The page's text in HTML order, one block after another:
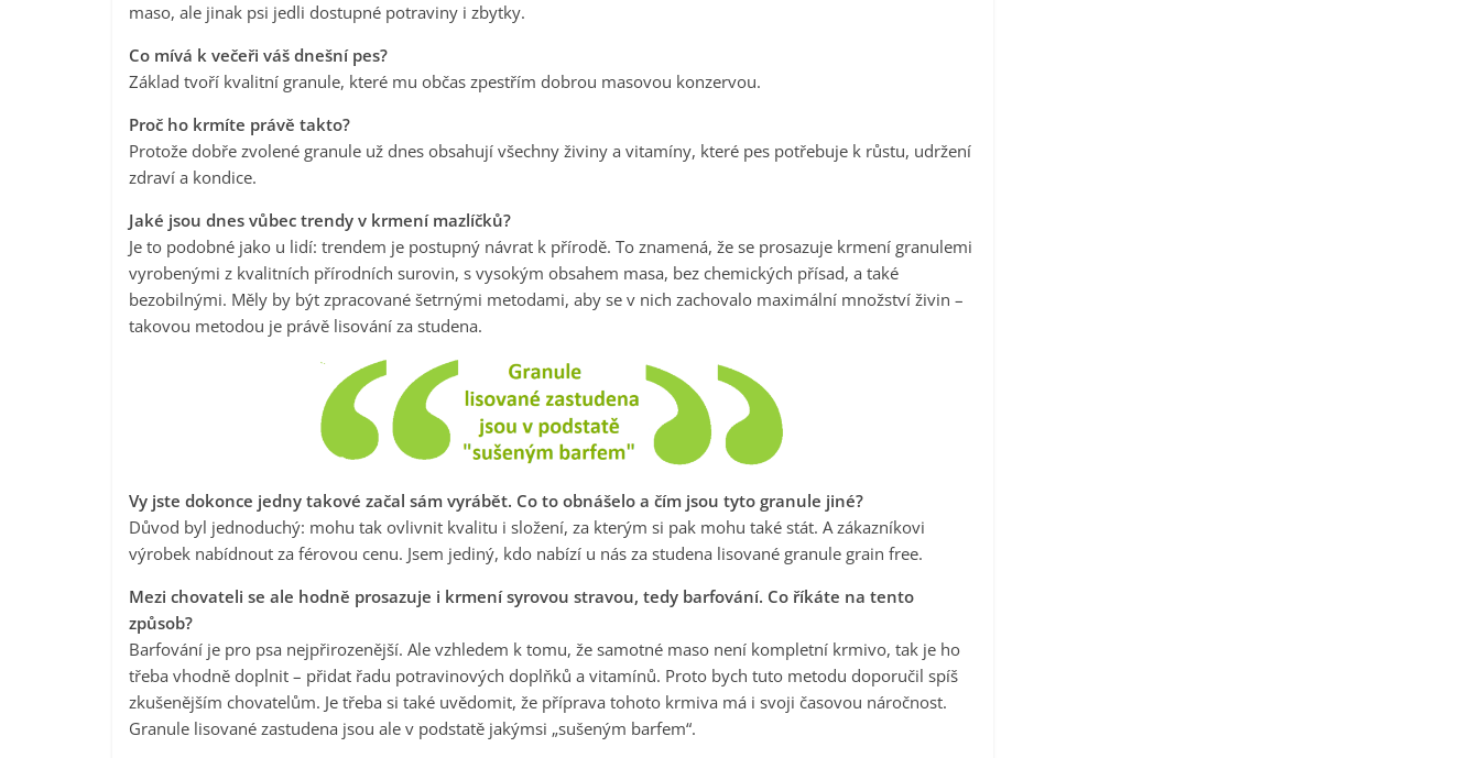
maso, ale jinak psi jedli dostupné potraviny i zbytky.
Co mívá k večeři váš dnešní pes?
Základ tvoří kvalitní granule, které mu občas zpestřím dobrou masovou konzervou.
Proč ho krmíte právě takto?
Protože dobře zvolené granule už dnes obsahují všechny živiny a vitamíny, které pes potřebuje k růstu, udržení
zdraví a kondice.
Jaké jsou dnes vůbec trendy v krmení mazlíčků?
Je to podobné jako u lidí: trendem je postupný návrat k přírodě. To znamená, že se prosazuje krmení granulemi
vyrobenými z kvalitních přírodních surovin, s vysokým obsahem masa, bez chemických přísad, a také
bezobilnými. Měly by být zpracované šetrnými metodami, aby se v nich zachovalo maximální množství živin –
takovou metodou je právě lisování za studena.
Vy jste dokonce jedny takové začal sám vyrábět. Co to obnášelo a čím jsou tyto granule jiné?
Důvod byl jednoduchý: mohu tak ovlivnit kvalitu i složení, za kterým si pak mohu také stát. A zákazníkovi
výrobek nabídnout za férovou cenu. Jsem jediný, kdo nabízí u nás za studena lisované granule grain free.
Mezi chovateli se ale hodně prosazuje i krmení syrovou stravou, tedy barfování. Co říkáte na tento
způsob?
Barfování je pro psa nejpřirozenější. Ale vzhledem k tomu, že samotné maso není kompletní krmivo, tak je ho
třeba vhodně doplnit – přidat řadu potravinových doplňků a vitamínů. Proto bych tuto metodu doporučil spíš
zkušenějším chovatelům. Je třeba si také uvědomit, že příprava tohoto krmiva má i svoji časovou náročnost.
Granule lisované zastudena jsou ale v podstatě jakýmsi „sušeným barfem“.